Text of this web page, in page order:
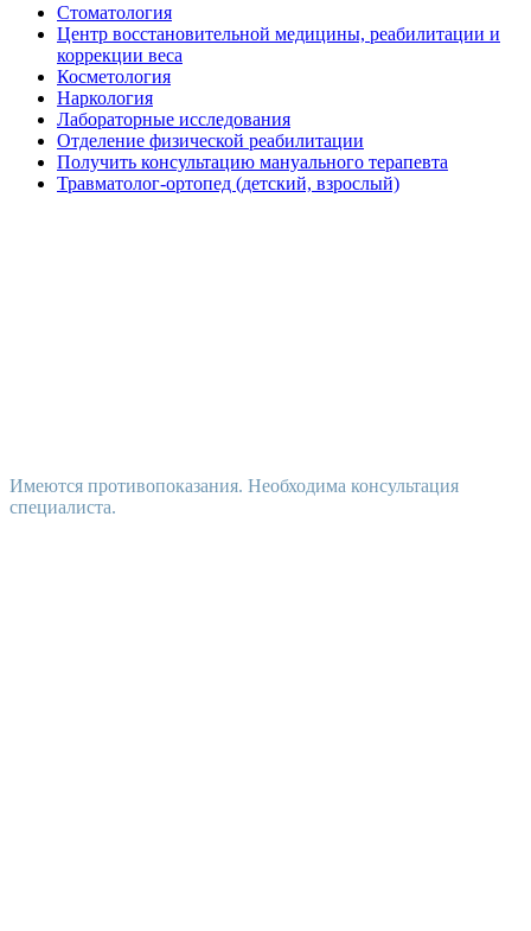
Стоматология
Центр восстановительной медицины, реабилитации и
коррекции веса
Косметология
Наркология
Лабораторные исследования
Отделение физической реабилитации
Получить консультацию мануального терапевта
Травматолог-ортопед (детский, взрослый)
Имеются противопоказания. Необходима консультация
специалиста.